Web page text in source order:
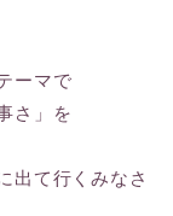
ーマで
さ」を
出て行くみなさ